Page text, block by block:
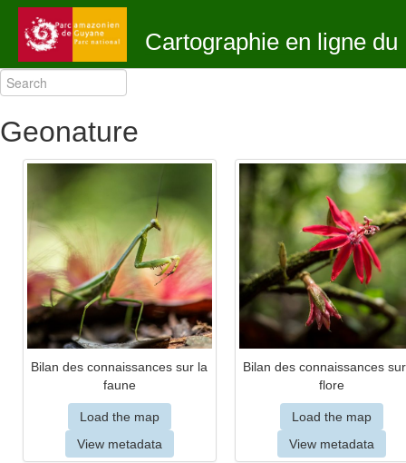
Cartographie en ligne du
Geonature
Bilan des connaissances sur la
faune
Load the map
View metadata
Bilan des connaissances
flore
Load the map
View metadata